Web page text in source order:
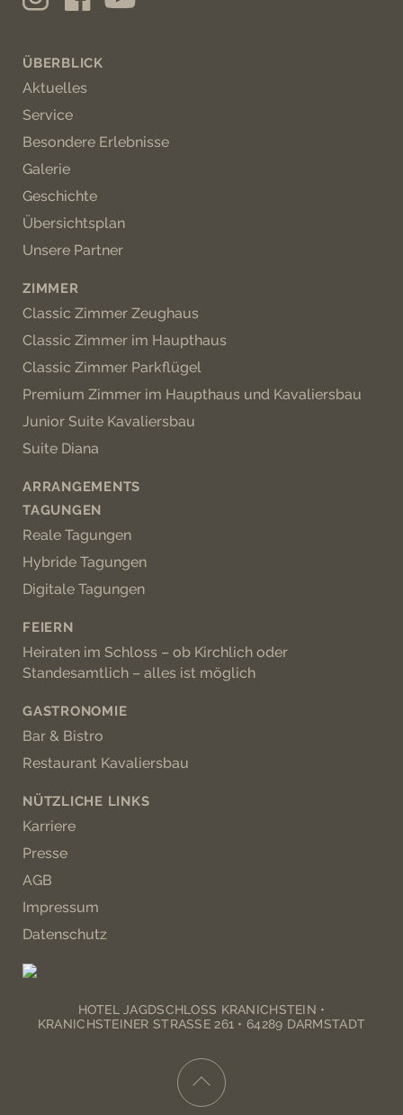
ÜBERBLICK
Aktuelles
Service
Besondere Erlebnisse
Galerie
Geschichte
Übersichtsplan
Unsere Partner
ZIMMER
Classic Zimmer Zeughaus
Classic Zimmer im Haupthaus
Classic Zimmer Parkflügel
Premium Zimmer im Haupthaus und Kavaliersbau
Junior Suite Kavaliersbau
Suite Diana
ARRANGEMENTS
TAGUNGEN
Reale Tagungen
Hybride Tagungen
Digitale Tagungen
FEIERN
Heiraten im Schloss – ob Kirchlich oder
Standesamtlich – alles ist möglich
GASTRONOMIE
Bar & Bistro
Restaurant Kavaliersbau
NÜTZLICHE LINKS
Karriere
Presse
AGB
Impressum
Datenschutz
HOTEL JAGDSCHLOSS KRANICHSTEIN •
KRANICHSTEINER STRASSE 261 • 64289 DARMSTADT